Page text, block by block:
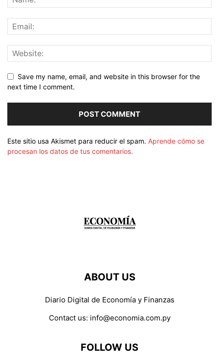
Save my name, email, and website in this browser for the
next time I comment.
Este sitio usa Akismet para reducir el spam. Aprende cómo se
procesan los datos de tus comentarios.
ABOUT US
Diario Digital de Economía y Finanzas
Contact us: info@economia.com.py
FOLLOW US